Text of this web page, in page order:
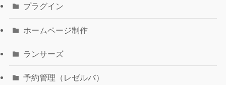
プラグイン
ホームページ制作
ランサーズ
予約管理（レゼルバ）